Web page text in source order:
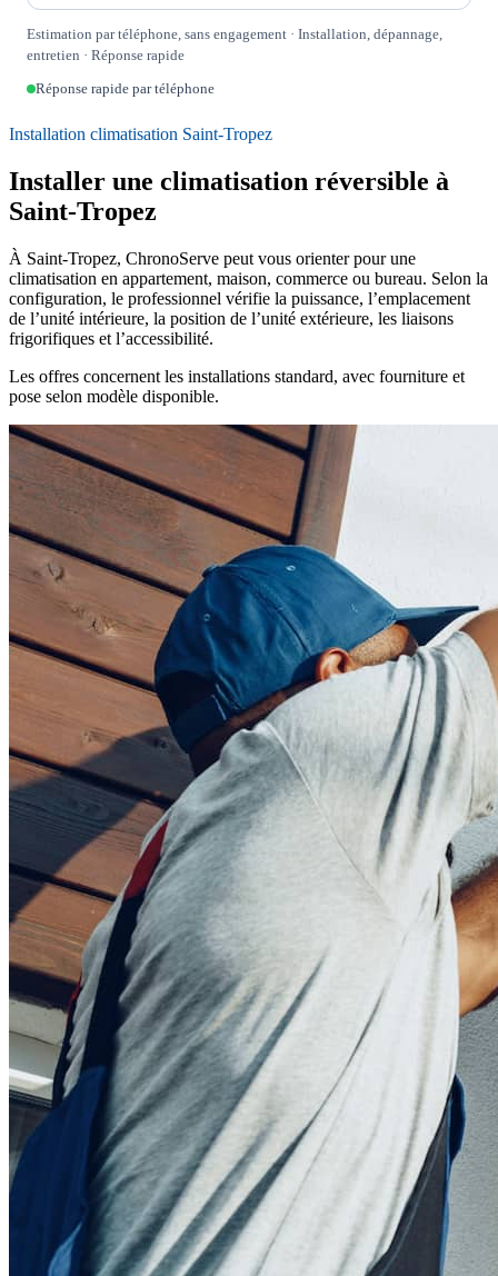
Estimation par téléphone, sans engagement · Installation, dépannage,
entretien · Réponse rapide
Réponse rapide par téléphone
Installation climatisation Saint-Tropez
Installer une climatisation réversible à
Saint-Tropez
À Saint-Tropez, ChronoServe peut vous orienter pour une
climatisation en appartement, maison, commerce ou bureau. Selon la
configuration, le professionnel vérifie la puissance, l’emplacement
de l’unité intérieure, la position de l’unité extérieure, les liaisons
frigorifiques et l’accessibilité.
Les offres concernent les installations standard, avec fourniture et
pose selon modèle disponible.